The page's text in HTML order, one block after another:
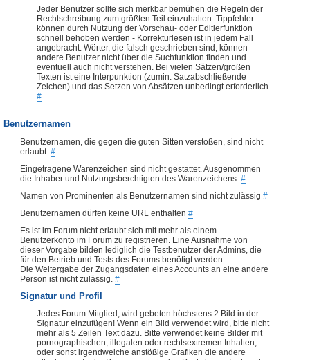
Jeder Benutzer sollte sich merkbar bemühen die Regeln der
Rechtschreibung zum größten Teil einzuhalten. Tippfehler
können durch Nutzung der Vorschau- oder Editierfunktion
schnell behoben werden - Korrekturlesen ist in jedem Fall
angebracht. Wörter, die falsch geschrieben sind, können
andere Benutzer nicht über die Suchfunktion finden und
eventuell auch nicht verstehen. Bei vielen Sätzen/großen
Texten ist eine Interpunktion (zumin. Satzabschließende
Zeichen) und das Setzen von Absätzen unbedingt erforderlich.
#
Benutzernamen
Benutzernamen, die gegen die guten Sitten verstoßen, sind nicht
erlaubt. #
Eingetragene Warenzeichen sind nicht gestattet. Ausgenommen
die Inhaber und Nutzungsberchtigten des Warenzeichens. #
Namen von Prominenten als Benutzernamen sind nicht zulässig #
Benutzernamen dürfen keine URL enthalten #
Es ist im Forum nicht erlaubt sich mit mehr als einem
Benutzerkonto im Forum zu registrieren. Eine Ausnahme von
dieser Vorgabe bilden lediglich die Testbenutzer der Admins, die
für den Betrieb und Tests des Forums benötigt werden.
Die Weitergabe der Zugangsdaten eines Accounts an eine andere
Person ist nicht zulässig. #
Signatur und Profil
Jedes Forum Mitglied, wird gebeten höchstens 2 Bild in der
Signatur einzufügen! Wenn ein Bild verwendet wird, bitte nicht
mehr als 5 Zeilen Text dazu. Bitte verwendet keine Bilder mit
pornographischen, illegalen oder rechtsextremen Inhalten,
oder sonst irgendwelche anstößige Grafiken die andere